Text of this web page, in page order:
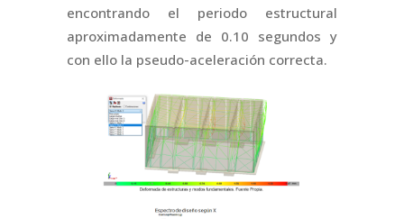
encontrando el periodo estructural
aproximadamente de 0.10 segundos y
con ello la pseudo-aceleración correcta.